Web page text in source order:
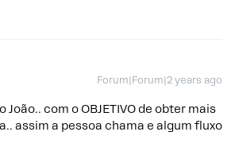
Forum|Forum|2 years ago
com o OBJETIVO de obter mais
assim a pessoa chama e algum fluxo